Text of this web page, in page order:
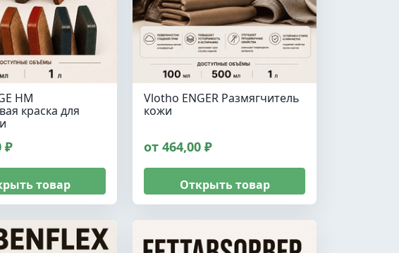
HM
краска для
₽
товар
Vlotho ENGER Размягчитель
кожи
от 464,00 ₽
Открыть товар